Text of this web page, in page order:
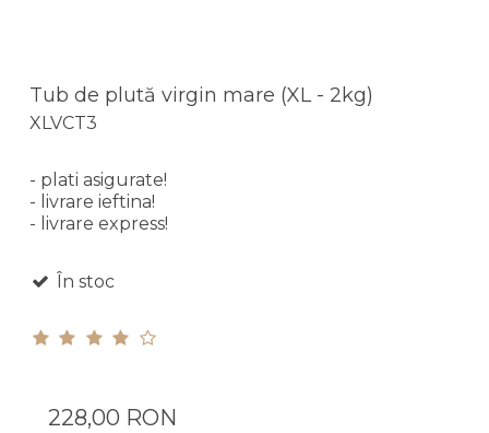
Tub de plută virgin mare (XL - 2kg)
XLVCT3
- plati asigurate!
- livrare ieftina!
- livrare express!
În stoc
228,00 RON